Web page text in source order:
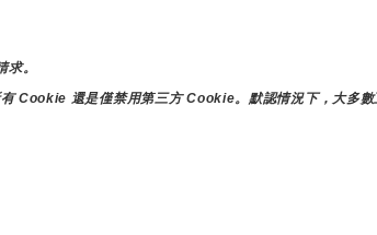
。
Cookie 還是僅禁用第三方 Cookie。默認情況下，大多